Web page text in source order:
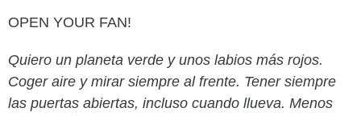
OPEN YOUR FAN!
Quiero un planeta verde y unos labios más rojos.
Coger aire y mirar siempre al frente. Tener siempre
las puertas abiertas, incluso cuando llueva. Menos